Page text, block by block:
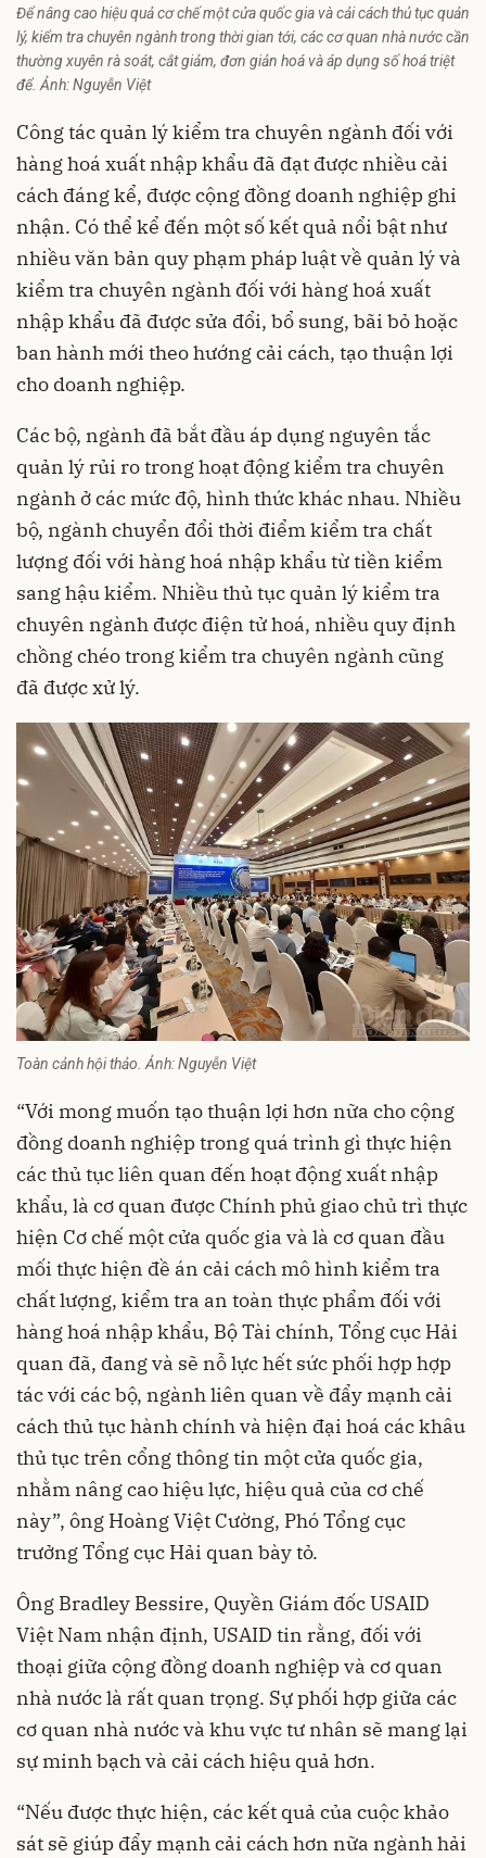
Để nâng cao hiệu quả cơ chế một cửa quốc gia và cải cách thủ tục quản
lý, kiểm tra chuyên ngành trong thời gian tới, các cơ quan nhà nước cần
thường xuyên rà soát, cắt giảm, đơn giản hoá và áp dụng số hoá triệt
để. Ảnh: Nguyễn Việt
Công tác quản lý kiểm tra chuyên ngành đối với
hàng hoá xuất nhập khẩu đã đạt được nhiều cải
cách đáng kể, được cộng đồng doanh nghiệp ghi
nhận. Có thể kể đến một số kết quả nổi bật như
nhiều văn bản quy phạm pháp luật về quản lý và
kiểm tra chuyên ngành đối với hàng hoá xuất
nhập khẩu đã được sửa đổi, bổ sung, bãi bỏ hoặc
ban hành mới theo hướng cải cách, tạo thuận lợi
cho doanh nghiệp.
Các bộ, ngành đã bắt đầu áp dụng nguyên tắc
quản lý rủi ro trong hoạt động kiểm tra chuyên
ngành ở các mức độ, hình thức khác nhau. Nhiều
bộ, ngành chuyển đổi thời điểm kiểm tra chất
lượng đối với hàng hoá nhập khẩu từ tiền kiểm
sang hậu kiểm. Nhiều thủ tục quản lý kiểm tra
chuyên ngành được điện tử hoá, nhiều quy định
chồng chéo trong kiểm tra chuyên ngành cũng
đã được xử lý.
Toàn cảnh hội thảo. Ảnh: Nguyễn Việt
“Với mong muốn tạo thuận lợi hơn nữa cho cộng
đồng doanh nghiệp trong quá trình gì thực hiện
các thủ tục liên quan đến hoạt động xuất nhập
khẩu, là cơ quan được Chính phủ giao chủ trì thực
hiện Cơ chế một cửa quốc gia và là cơ quan đầu
mối thực hiện đề án cải cách mô hình kiểm tra
chất lượng, kiểm tra an toàn thực phẩm đối với
hàng hoá nhập khẩu, Bộ Tài chính, Tổng cục Hải
quan đã, đang và sẽ nỗ lực hết sức phối hợp hợp
tác với các bộ, ngành liên quan về đẩy mạnh cải
cách thủ tục hành chính và hiện đại hoá các khâu
thủ tục trên cổng thông tin một cửa quốc gia,
nhằm nâng cao hiệu lực, hiệu quả của cơ chế
này”, ông Hoàng Việt Cường, Phó Tổng cục
trưởng Tổng cục Hải quan bày tỏ.
Ông Bradley Bessire, Quyền Giám đốc USAID
Việt Nam nhận định, USAID tin rằng, đối với
thoại giữa cộng đồng doanh nghiệp và cơ quan
nhà nước là rất quan trọng. Sự phối hợp giữa các
cơ quan nhà nước và khu vực tư nhân sẽ mang lại
sự minh bạch và cải cách hiệu quả hơn.
“Nếu được thực hiện, các kết quả của cuộc khảo
sát sẽ giúp đẩy mạnh cải cách hơn nữa ngành hải